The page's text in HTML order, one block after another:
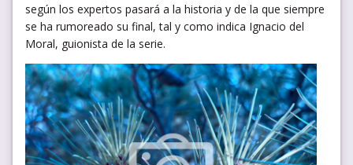
según los expertos pasará a la historia y de la que siempre
se ha rumoreado su final, tal y como indica Ignacio del
Moral, guionista de la serie.